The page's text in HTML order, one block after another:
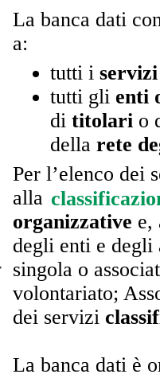
La banca dati
a:
tutti i
tutti gli enti
dititolari o
dellarete
Per l’elenco dei
alla
organizzative e,
degli enti e
singola o
volontariato;
dei servizi
La banca dati è